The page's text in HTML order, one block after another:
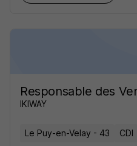
Responsable des
IKIWAY
Le Puy-en-Velay - 43 CDI